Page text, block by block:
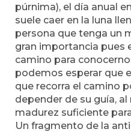
púrnima), el día anual
suele caer en la luna
persona que tenga un
gran importancia pues
camino para
podemos esperar que
que recorra el camino
depender de su guía,
madurez suficiente
Un fragmento de la